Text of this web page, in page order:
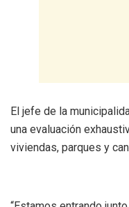
El jefe de la
una evaluación
viviendas, parques y